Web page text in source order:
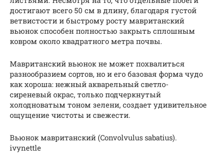
достигают всего 50 см в длину, благодаря густой
ветвистости и быстрому росту мавританский
вьюнок способен полностью закрыть сплошным
ковром около квадратного метра почвы.
Мавританский вьюнок не может похвалиться
разнообразием сортов, но и его базовая форма чудо
как хороша: нежный акварельный светло-
сиреневый окрас, только подчеркнутый
холодноватым тоном зелени, создает удивительное
ощущение чистоты и свежести.
Вьюнок мавританский (Convolvulus sabatius).
ivynettle